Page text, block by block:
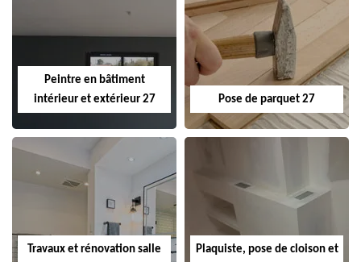
Peintre en bâtiment
intérieur et extérieur 27
Pose de parquet 27
Travaux et rénovation salle
Plaquiste, pose de cloison et